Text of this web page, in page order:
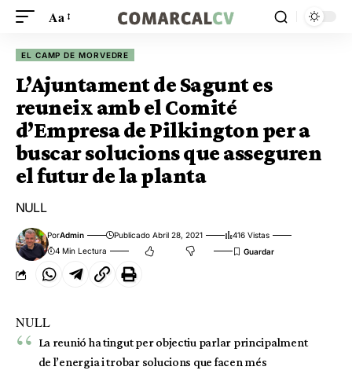
Aa
EL CAMP DE MORVEDRE
L’Ajuntament de Sagunt es
reuneix amb el Comité
d’Empresa de Pilkington per a
buscar solucions que asseguren
el futur de la planta
NULL
PorAdmin Publicado Abril 28, 2021
416 Vistas
4 Min Lectura
NULL
La reunió ha tingut per objectiu parlar principalment
de l’energia i trobar solucions que facen més